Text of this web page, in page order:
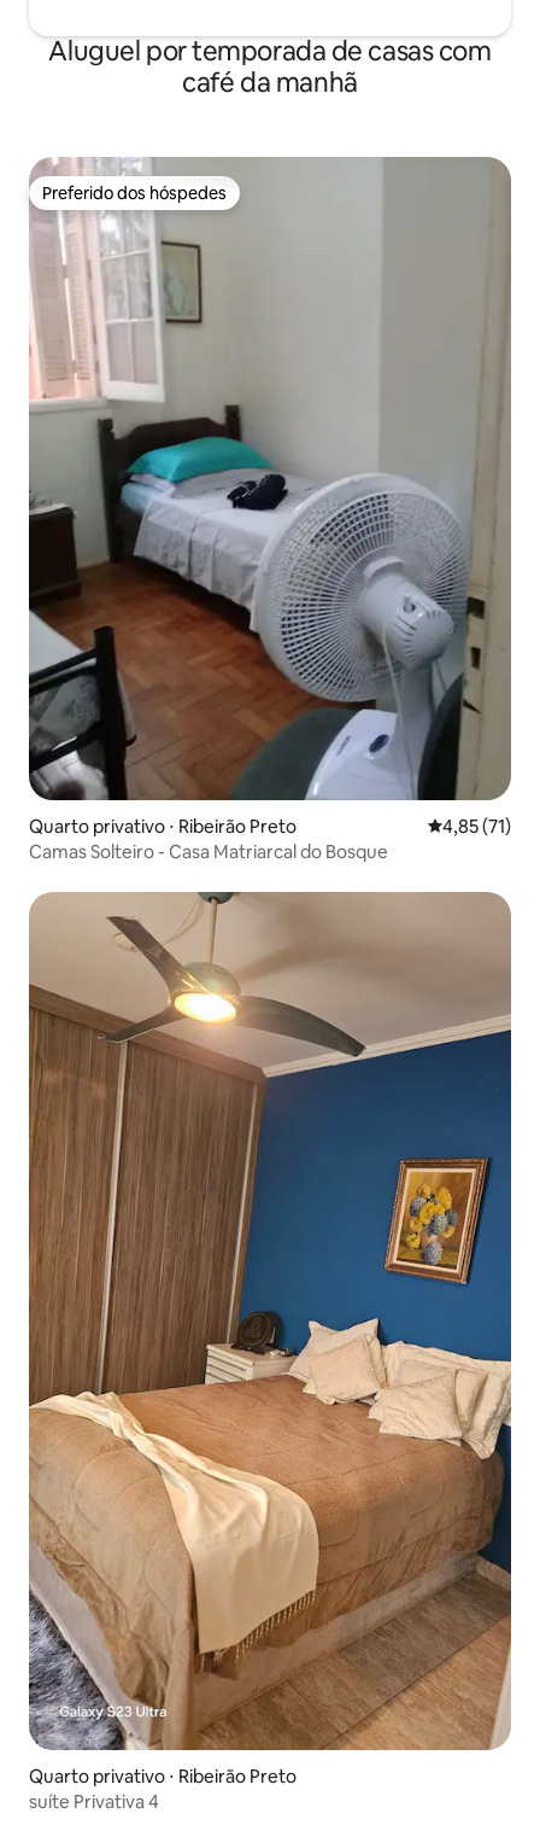
Aluguel por temporada de casas com
café da manhã
Preferido dos hóspedes
Preferido dos hóspedes
Quarto privativo ⋅ Ribeirão Preto 4,85 de uma
4,85 (71)
Camas Solteiro - Casa Matriarcal do Bosque
Quarto privativo ⋅ Ribeirão Preto
suíte Privativa 4